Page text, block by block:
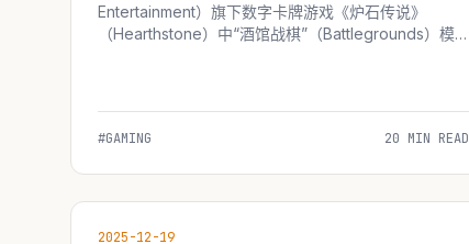
Entertainment）旗下数字卡牌游戏《炉石传说》
（Hearthstone）中“酒馆战棋”（Battlegrounds）模
#GAMING 20 MIN READ
2025-12-19